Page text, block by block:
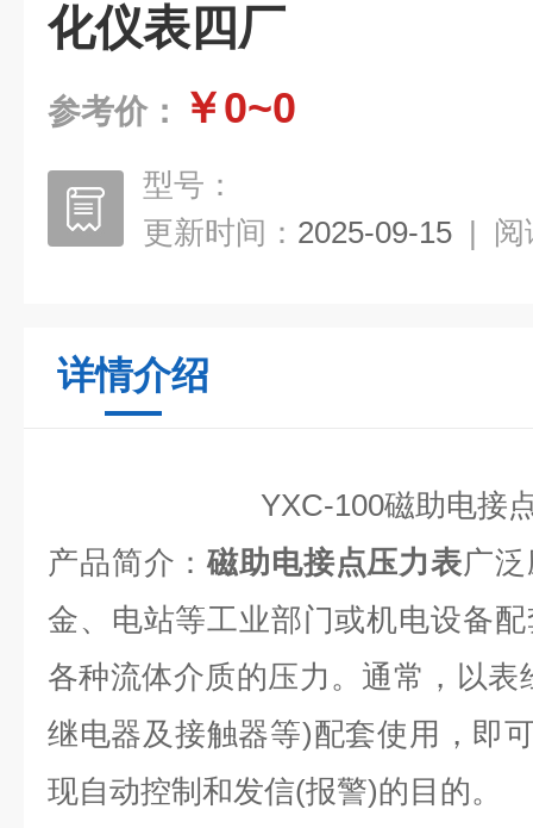
化仪表四厂
参考价： ￥0~0
型号：
更新时间： 2025-09-15 | 阅
详情介绍
YXC-100磁助电接
产品简介 ：磁助电接点压力表广
金、电站等工业部门或机电设备
各种流体介质的压力。通常，以
继电器及接触器等)配套使用，即
现自动控制和发信(报警)的目的。